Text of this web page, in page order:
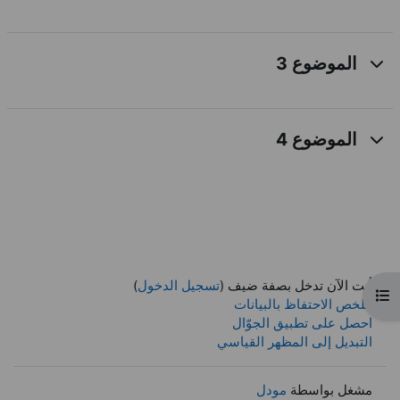
فتح فهرس المقرر
الموضوع 3
الموضوع 4
أنت الآن تدخل بصفة ضيف (تسجيل الدخول)
ملخص الاحتفاظ بالبيانات
احصل على تطبيق الجوّال
التبديل إلى المظهر القياسي
مشغل بواسطة مودل